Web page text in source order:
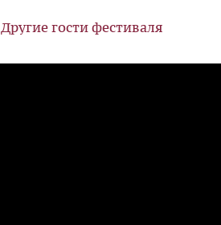
Другие гости фестиваля